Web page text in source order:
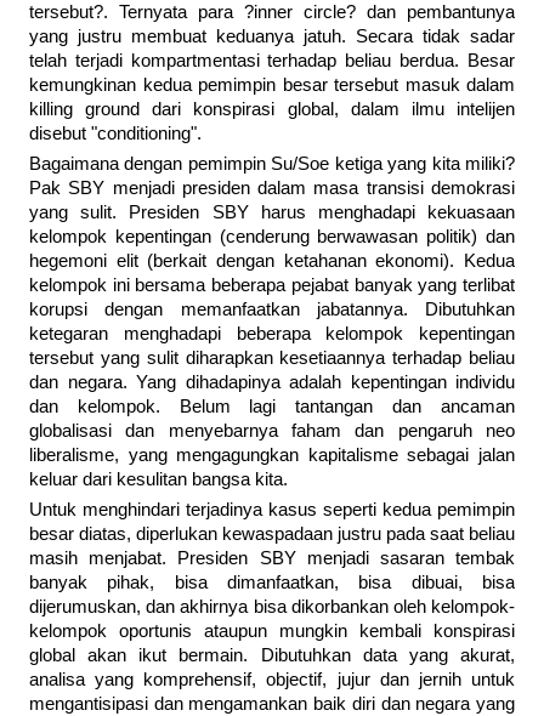
tersebut?. Ternyata para ?inner circle? dan pembantunya
yang justru membuat keduanya jatuh. Secara tidak sadar
telah terjadi kompartmentasi terhadap beliau berdua. Besar
kemungkinan kedua pemimpin besar tersebut masuk dalam
killing ground dari konspirasi global, dalam ilmu intelijen
disebut "conditioning".
Bagaimana dengan pemimpin Su/Soe ketiga yang kita miliki?
Pak SBY menjadi presiden dalam masa transisi demokrasi
yang sulit. Presiden SBY harus menghadapi kekuasaan
kelompok kepentingan (cenderung berwawasan politik) dan
hegemoni elit (berkait dengan ketahanan ekonomi). Kedua
kelompok ini bersama beberapa pejabat banyak yang terlibat
korupsi dengan memanfaatkan jabatannya. Dibutuhkan
ketegaran menghadapi beberapa kelompok kepentingan
tersebut yang sulit diharapkan kesetiaannya terhadap beliau
dan negara. Yang dihadapinya adalah kepentingan individu
dan kelompok. Belum lagi tantangan dan ancaman
globalisasi dan menyebarnya faham dan pengaruh neo
liberalisme, yang mengagungkan kapitalisme sebagai jalan
keluar dari kesulitan bangsa kita.
Untuk menghindari terjadinya kasus seperti kedua pemimpin
besar diatas, diperlukan kewaspadaan justru pada saat beliau
masih menjabat. Presiden SBY menjadi sasaran tembak
banyak pihak, bisa dimanfaatkan, bisa dibuai, bisa
dijerumuskan, dan akhirnya bisa dikorbankan oleh kelompok-
kelompok oportunis ataupun mungkin kembali konspirasi
global akan ikut bermain. Dibutuhkan data yang akurat,
analisa yang komprehensif, objectif, jujur dan jernih untuk
mengantisipasi dan mengamankan baik diri dan negara yang